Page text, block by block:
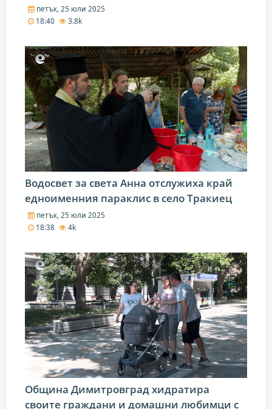
петък, 25 юли 2025
18:40
3.8k
Водосвет за света Анна отслужиха край
едноименния параклис в село Тракиец
петък, 25 юли 2025
18:38
4k
Община Димитровград хидратира
своите граждани и домашни любимци с